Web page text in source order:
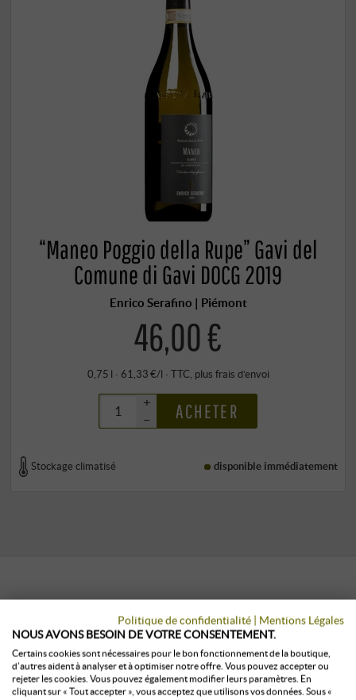
“Maneo Poggio della Rupe” Gavi del
Comune di Gavi DOCG 2019
Enrico Serafino | Piémont
46,00 €
0,75 l · 61,33 €/l · TTC , plus frais d’envoi
+
–
ACHETER
Stockage climatisé disponible immédiatement
LES CLIENTS QUI ONT ACHETÉ CE
PRODUIT ONT ÉGALEMENT ACHETÉ :
Politique de confidentialité | Mentions Légales
NOUS AVONS BESOIN DE VOTRE CONSENTEMENT.
Certains cookies sont nécessaires pour le bon fonctionnement de la boutique,
d’autres aident à analyser et à optimiser notre offre. Vous pouvez accepter ou
rejeter les cookies. Vous pouvez également modifier leurs paramètres. En
cliquant sur « Tout accepter », vous acceptez que utilisons vos données. Sous «